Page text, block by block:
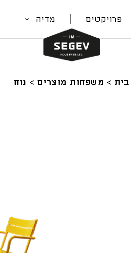
פרויקטים מדיה
בית > משפחות מוצרים> נוח